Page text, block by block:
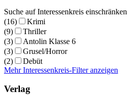
Suche auf Interessenkreis einschränken
(16)
Krimi
(9)
Thriller
(3)
Antolin Klasse 6
(3)
Grusel/Horror
(2)
Debüt
Mehr Interessenkreis-Filter anzeigen
Verlag